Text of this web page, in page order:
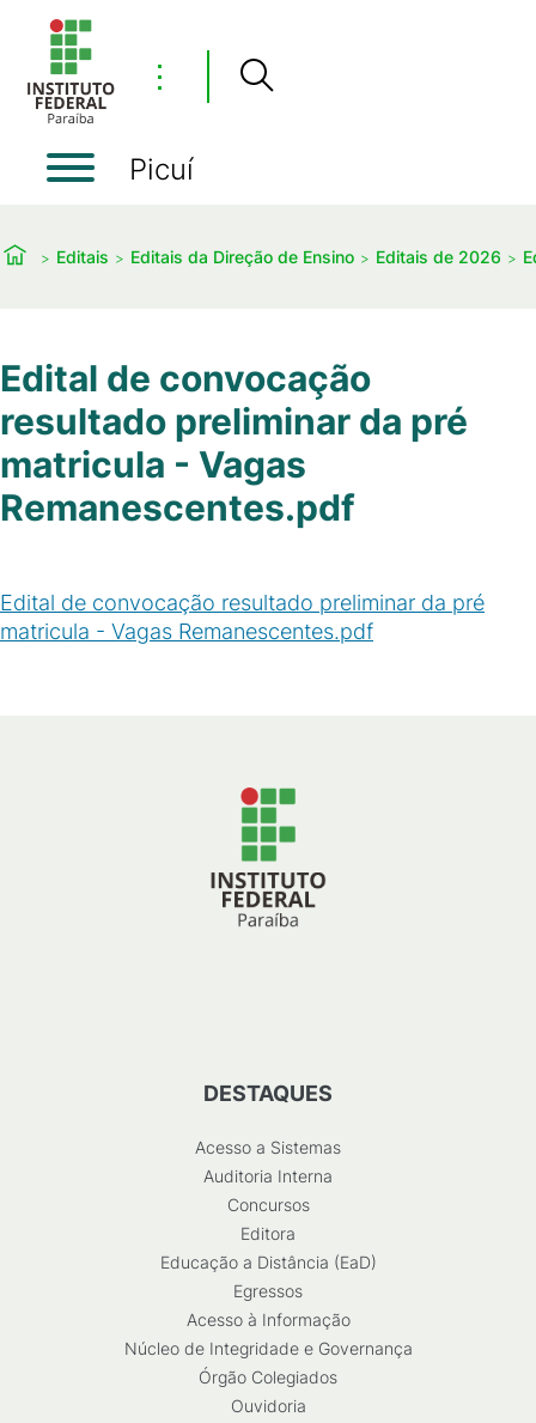
⋮
Picuí
Editais Editais da Direção de Ensino Editais de 2026
Edital de convocação
resultado preliminar da pré
matricula - Vagas
Remanescentes.pdf
Edital de convocação resultado preliminar da pré
matricula - Vagas Remanescentes.pdf
DESTAQUES
Acesso a Sistemas
Auditoria Interna
Concursos
Editora
Educação a Distância (EaD)
Egressos
Acesso à Informação
Núcleo de Integridade e Governança
Órgão Colegiados
Ouvidoria